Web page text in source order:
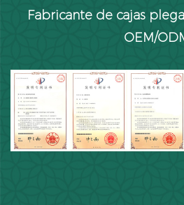
Fabricante de cajas
OEM/